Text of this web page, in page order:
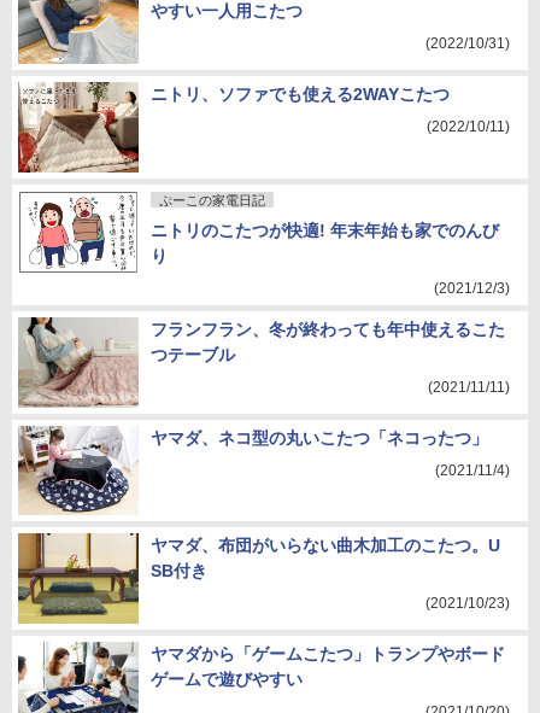
やすい一人用こたつ
(2022/10/31)
ニトリ、ソファでも使える2WAYこたつ
(2022/10/11)
ぷーこの家電日記
ニトリのこたつが快適! 年末年始も家でのんび
り
(2021/12/3)
フランフラン、冬が終わっても年中使えるこた
つテーブル
(2021/11/11)
ヤマダ、ネコ型の丸いこたつ「ネコったつ」
(2021/11/4)
ヤマダ、布団がいらない曲木加工のこたつ。U
SB付き
(2021/10/23)
ヤマダから「ゲームこたつ」トランプやボード
ゲームで遊びやすい